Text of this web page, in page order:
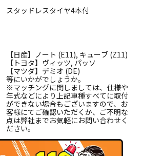
スタッドレスタイヤ4本付
【日産】ノート (E11), キューブ (Z11)
【トヨタ】ヴィッツ, パッソ
【マツダ】デミオ (DE)
等にいかがでしょうか。
※マッチングに関しましては、仕様や
年式などにより上記車種すべてに取付
ができない場合もございますので、お
客様にてご確認いただくか、ご不明な
点は弊社までお気軽にお問い合わせく
ださい。